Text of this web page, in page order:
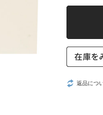
返品につ